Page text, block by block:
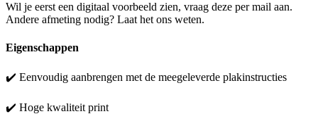
Wil je eerst een digitaal voorbeeld zien, vraag deze per mail aan.
Andere afmeting nodig? Laat het ons weten.
Eigenschappen
✔️ Eenvoudig aanbrengen met de meegeleverde plakinstructies
✔️ Hoge kwaliteit print